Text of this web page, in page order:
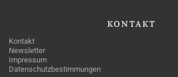
KONTAKT
Kontakt
Newsletter
Impressum
Datenschutzbestimmungen